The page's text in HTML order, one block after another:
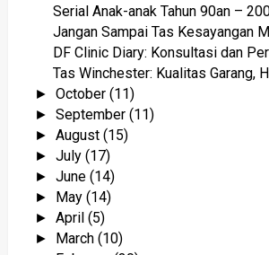
Serial Anak-anak Tahun 90an –
Jangan Sampai Tas Kesayangan
DF Clinic Diary: Konsultasi dan
Tas Winchester: Kualitas Garang,
►October(11)
►September(11)
►August(15)
►July(17)
►June(14)
► May(14)
►April(5)
► March(10)